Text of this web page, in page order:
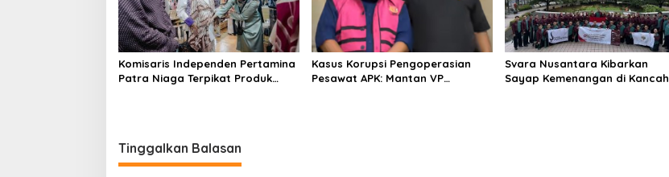
Komisaris Independen Pertamina
Patra Niaga Terpikat Produk
Kasus Korupsi Pengoperasian
Pesawat APK: Mantan VP
Svara Nusantara Kibarkan
Sayap Kemenangan di Kancah
Tinggalkan Balasan